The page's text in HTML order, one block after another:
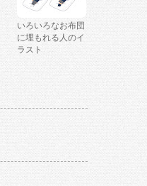
いろいろなお布団
に埋もれる人のイ
ラスト